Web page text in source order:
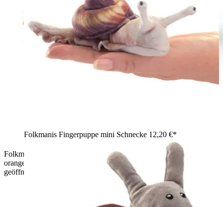
Folkmanis Handpuppe Chamäleon in Rot-Grün mit
orangefarbenem Rückenkamm, geringeltem Schwanz und
geöffnetem Maul, Seitenansicht
Folkmanis Fingerpuppe mini Schnecke 12,20 €*